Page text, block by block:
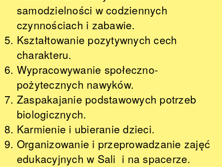
samodzielności w codziennych
czynnościach i zabawie.
Kształtowanie pozytywnych cech
charakteru.
Wypracowywanie społeczno-
pożytecznych nawyków.
Zaspakajanie podstawowych potrzeb
biologicznych.
Karmienie i ubieranie dzieci.
Organizowanie i przeprowadzanie zajęć
edukacyjnych w Sali i na spacerze.